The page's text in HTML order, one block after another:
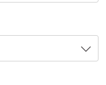
na CLDF podem